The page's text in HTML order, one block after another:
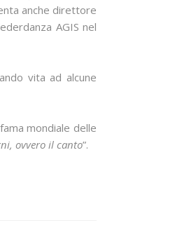
anche direttore
AGIS nel
vita ad alcune
mondiale delle
ovvero il canto”.